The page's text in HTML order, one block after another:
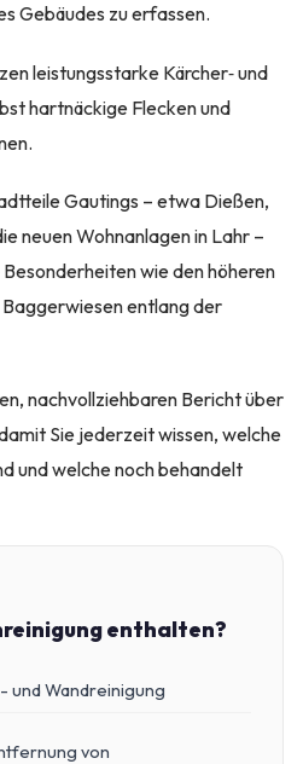
Gebäudes zu erfassen.
leistungsstarke Kärcher‑ und
hartnäckige Flecken und
Gautings – etwa Dießen,
neuen Wohnanlagen in Lahr –
wie den höheren
entlang der
nachvollziehbaren Bericht über
Sie jederzeit wissen, welche
und welche noch behandelt
enthalten?
und Wandreinigung
von